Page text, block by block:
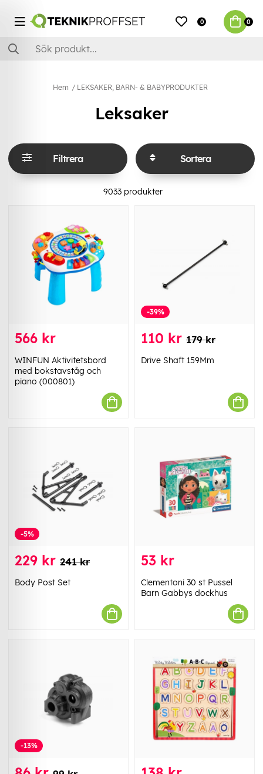
0 0
Hem LEKSAKER, BARN- & BABYPRODUKTER
Leksaker
Filtrera Sortera
9033produkter
566 kr
WINFUN Aktivitetsbord
med bokstavståg och
piano (000801)
-39%
110 kr 179 kr
Drive Shaft 159Mm
-5%
229 kr 241 kr
Body Post Set
53 kr
Clementoni 30 st Pussel
Barn Gabbys dockhus
-13%